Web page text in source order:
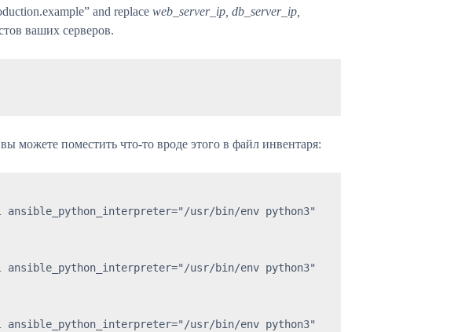
and replace web_server_ip, db_server_ip,
ваших серверов.
вы можете поместить что-то вроде этого в файл инвентаря:
usr/bin/env python3"
usr/bin/env python3"
usr/bin/env python3"